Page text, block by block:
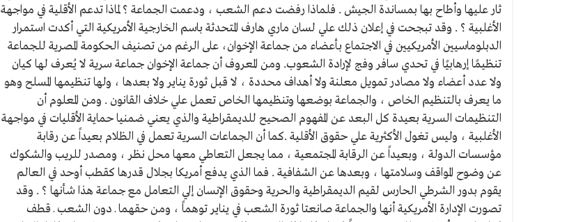
ثار عليها وأطاح بها بمساندة الجيش . فلماذا رفضت دعم الشعب ، ودعمت الجماعة ؟ لماذا تدعم الأقلية في مواجهة
الأغلبية ؟ . وقد تبجحت في إعلان ذلك علي لسان ماري هارف المتحدثة باسم الخارجية الأمريكية التي أكدت استمرار
الدبلوماسيين الأمريكيين في الاجتماع بأعضاء من جماعة الإخوان، على الرغم من تصنيف الحكومة المصرية للجماعة
تنظيمًا إرهابيًا في تحدي سافر وفج لإرادة الشعوب. ومن المعروف أن جماعة الإخوان جماعة سرية لا يُعرف لها كيان
ولا عدد أعضاء ولا مصادر تمويل معلنة ولا أهداف محددة ، لا قبل ثورة يناير ولا بعدها ، ولها تنظيمها المسلح وهو
ما يعرف بالتنظيم الخاص ، والجماعة بوضعها وتنظيمها الخاص تعمل علي خلاف القانون . ومن المعلوم أن
التنظيمات السرية بعيدة كل البعد عن المفهوم الصحيح للديمقراطية والذي يعني ضمنيا حماية الأقليات في مواجهة
الأغلبية ، وليس تغول الأكثرية علي حقوق الأقلية .كما أن الجماعات السرية تعمل في الظلام بعيداً عن رقابة
مؤسسات الدولة ، وبعيداً عن الرقابة المجتمعية ، مما يجعل التعاطي معها محل نظر ، ومصدر للريب والشكوك
عن وضوح المواقف وسلامتها ، وبعدها عن الشفافية . فما الذي يدفع أمريكا بجلال قدرها كقطب أوحد في العالم
يقوم بدور الشرطي الحارس لقيم الديمقراطية والحرية وحقوق الإنسان إلي التعامل مع جماعة هذا شأنها ؟ . وقد
تصورت الإدارة الأمريكية أنها والجماعة صانعتا ثورة الشعب في يناير توهماً ، ومن حقهما ـ دون الشعب ـ قطف